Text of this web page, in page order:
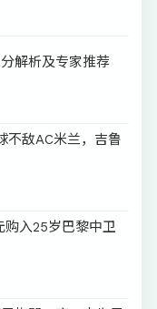
解析及专家推荐
不敌AC米兰，吉鲁
入25岁巴黎中卫